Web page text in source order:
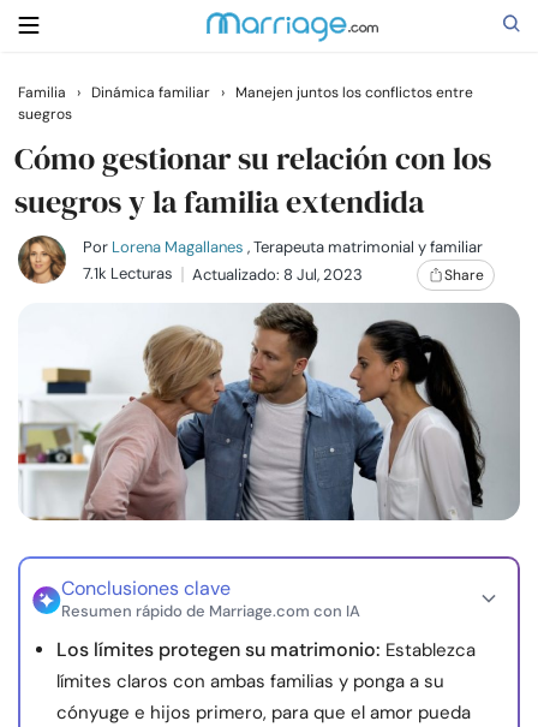
Buscar
Casarse
Relaciones
Familia
Ayuda
Cursos
Recursos
Comunidad
Encuentra un terapeuta
Familia › Dinámica familiar ›
Manejen juntos los conflictos entre
suegros
Cómo gestionar su relación con los
suegros y la familia extendida
Por Lorena Magallanes , Terapeuta matrimonial y familiar
7.1k Lecturas
Actualizado: 8 Jul, 2023 Share
Conclusiones clave
Resumen rápido de Marriage.com con IA
Los límites protegen su matrimonio: Establezca
límites claros con ambas familias y ponga a su
cónyuge e hijos primero, para que el amor pueda